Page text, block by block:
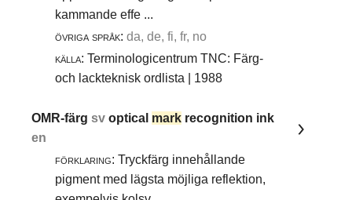
kammande effe ...
övriga språk: da, de, fi, fr, no
källa: Terminologicentrum TNC: Färg-
och lackteknisk ordlista | 1988
OMR-färgsvoptical mark recognition ink
en
förklaring: Tryckfärg innehållande
pigment med lägsta möjliga reflektion,